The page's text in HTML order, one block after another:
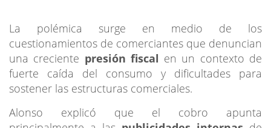
La polémica surge en medio de los
cuestionamientos de comerciantes que denuncian
una creciente presión fiscal en un contexto de
fuerte caída del consumo y dificultades para
sostener las estructuras comerciales.
Alonso explicó que el cobro apunta